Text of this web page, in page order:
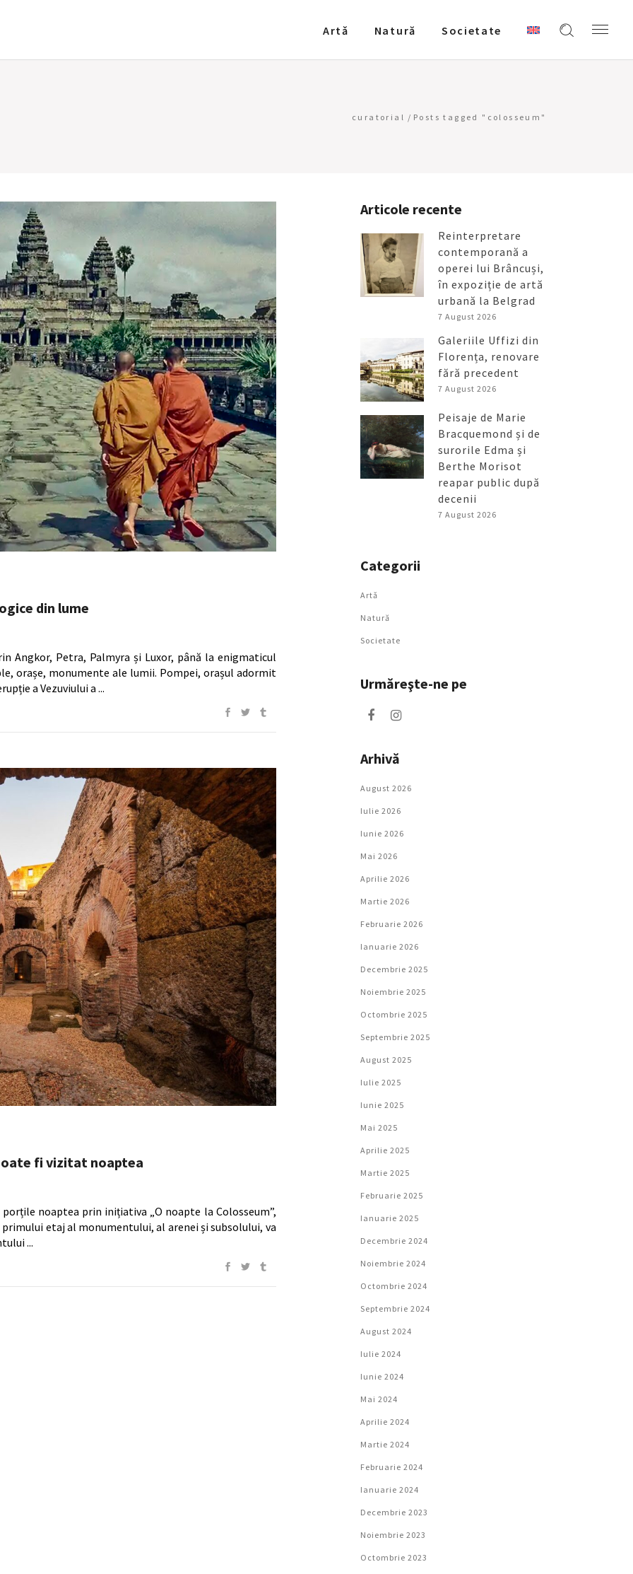
Artǎ Natură Societate
curatorial / Posts tagged "colosseum"
din lume
Angkor, Petra, Palmyra și Luxor, până la enigmaticul
orașe, monumente ale lumii. Pompei, orașul adormit
a Vezuviului a
fi vizitat noaptea
noaptea prin inițiativa „O noapte la Colosseum”,
etaj al monumentului, al arenei și subsolului, va
Articole recente
Reinterpretare
contemporană a
operei lui Brâncuși,
în expoziție de artă
urbană la Belgrad
7 August 2026
Galeriile Uffizi din
Florența, renovare
fără precedent
7 August 2026
Peisaje de Marie
Bracquemond și de
surorile Edma și
Berthe Morisot
reapar public după
decenii
7 August 2026
Categorii
Artǎ
Natură
Societate
Urmăreşte-ne pe
Arhivă
August 2026
Iulie 2026
Iunie 2026
Mai 2026
Aprilie 2026
Martie 2026
Februarie 2026
Ianuarie 2026
Decembrie 2025
Noiembrie 2025
Octombrie 2025
Septembrie 2025
August 2025
Iulie 2025
Iunie 2025
Mai 2025
Aprilie 2025
Martie 2025
Februarie 2025
Ianuarie 2025
Decembrie 2024
Noiembrie 2024
Octombrie 2024
Septembrie 2024
August 2024
Iulie 2024
Iunie 2024
Mai 2024
Aprilie 2024
Martie 2024
Februarie 2024
Ianuarie 2024
Decembrie 2023
Noiembrie 2023
Octombrie 2023